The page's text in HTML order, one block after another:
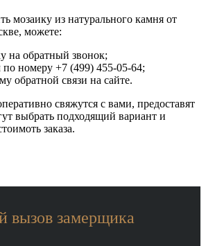
мозаику из натурального камня от
можете:
на обратный звонок;
номеру +7 (499) 455-05-64;
обратной связи на сайте.
свяжутся с вами, предоставят
выбрать подходящий вариант и
заказа.
вызов замерщика